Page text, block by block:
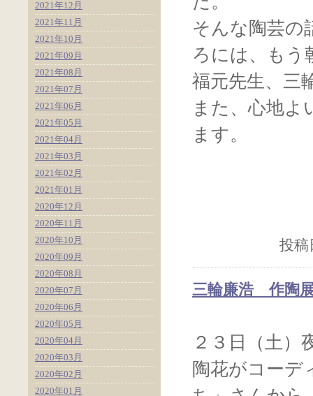
そんな陶芸の
ろには、もう
福元先生、三
また、心地よ
ます。
投稿
三輪廉浩 作陶
２３日（土）
陶花がコー
2021年12月
2021年11月
2021年10月
2021年09月
2021年08月
2021年07月
2021年06月
2021年05月
2021年04月
2021年03月
2021年02月
2021年01月
2020年12月
2020年11月
2020年10月
2020年09月
2020年08月
2020年07月
2020年06月
2020年05月
2020年04月
2020年03月
2020年02月
2020年01月